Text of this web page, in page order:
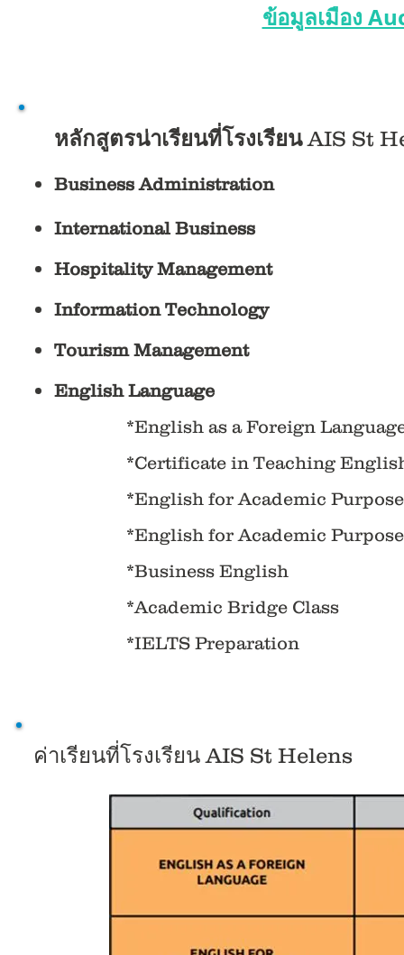
ข้อมูลเมือง
หลักสูตรน่าเรียนที่โรงเรียนAIS St
Business Administration
International Business
Hospitality Management
Information Technology
Tourism Management
English Language
*English as a Foreign
*Certificate in Teaching
*English for Academic
*English for Academic
*Business English
*Academic Bridge Class
*IELTS Preparation
ค่าเรียนที่โรงเรียน AIS St Helens